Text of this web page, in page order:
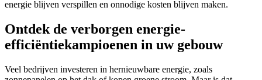
energie blijven verspillen en onnodige kosten blijven maken.
Ontdek de verborgen energie-
efficiëntiekampioenen in uw gebouw
Veel bedrijven investeren in hernieuwbare energie, zoals